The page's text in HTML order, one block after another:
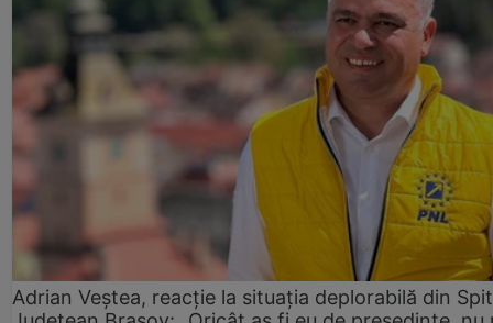
Adrian Veștea, reacție la situația deplorabilă din